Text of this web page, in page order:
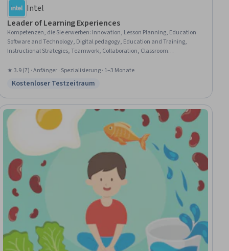
Intel
Leader of Learning Experiences
Kompetenzen, die Sie erwerben: Innovation, Lesson Planning, Education
Software and Technology, Digital pedagogy, Education and Training,
Instructional Strategies, Teamwork, Collaboration, Classroom
Problem-Solving, Team Collaboration, Stress Management, Technology
Strategies, Technology Roadmaps, Social Impact, Patient Communication,
digital literacy, Artificial Intelligence
★ 3.9 (7) · Anfänger · Spezialisierung · 1–3 Monate
Status: Kostenloser Testzeitraum
Kostenloser Testzeitraum